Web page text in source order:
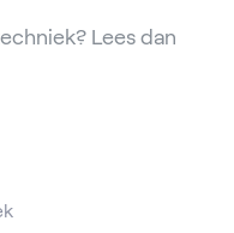
Lees dan